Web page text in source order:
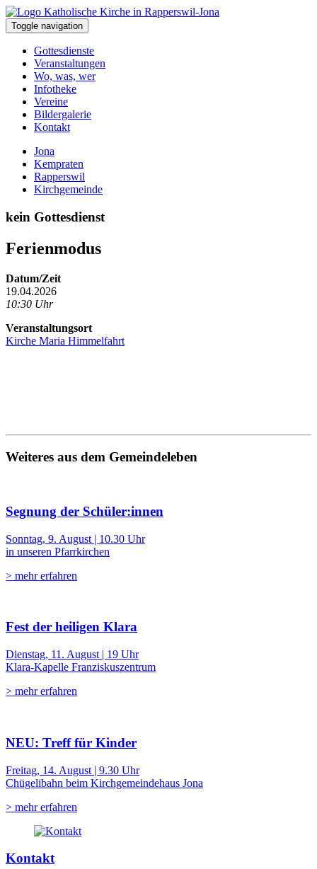
Toggle navigation
Gottesdienste
Veranstaltungen
Wo, was, wer
Infotheke
Vereine
Bildergalerie
Kontakt
Jona
Kempraten
Rapperswil
Kirchgemeinde
kein Gottesdienst
Ferienmodus
Datum/Zeit
19.04.2026
10:30 Uhr
Veranstaltungsort
Kirche Maria Himmelfahrt
Weiteres aus dem Gemeindeleben
Segnung der Schüler:innen
Sonntag, 9. August | 10.30 Uhr
in unseren Pfarrkirchen
> mehr erfahren
Fest der heiligen Klara
Dienstag, 11. August | 19 Uhr
Klara-Kapelle Franziskuszentrum
> mehr erfahren
NEU: Treff für Kinder
Freitag, 14. August | 9.30 Uhr
Chügelibahn beim Kirchgemeindehaus Jona
> mehr erfahren
Kontakt